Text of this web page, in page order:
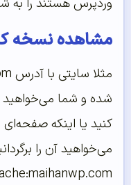
وردپرس هستند را به
مشاهده نسخه
شده و شما می‌خواهید
کنید یا اینکه
می‌خواهید آن را